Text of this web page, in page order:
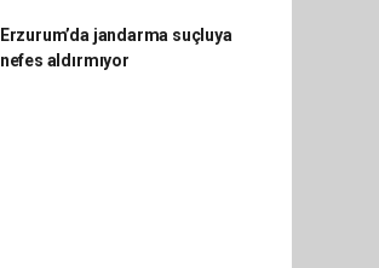
Erzurum’da jandarma suçluya
nefes aldırmıyor